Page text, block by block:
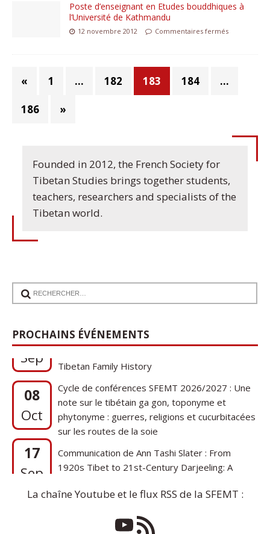
Poste d’enseignant en Etudes bouddhiques à
l’Université de Kathmandu
12 novembre 2012 Commentaires fermés
« 1 … 182 183 184 …
186 »
Founded in 2012, the French Society for
Tibetan Studies brings together students,
teachers, researchers and specialists of the
Tibetan world.
PROCHAINS ÉVÉNEMENTS
Sep
1920s Tibet to 21st-Century Darjeeling: A
08
Oct
Cycle de conférences SFEMT 2026/2027 : Une
note sur le tibétain ga gon, toponyme et
phytonyme : guerres, religions et cucurbitacées
sur les routes de la soie
17
Sep
Communication de Ann Tashi Slater : From
1920s Tibet to 21st-Century Darjeeling: A
Tibetan Family History
La chaîne Youtube et le flux RSS de la SFEMT :